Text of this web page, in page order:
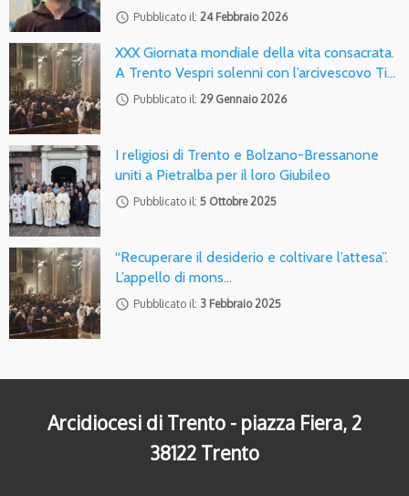
access_time Pubblicato il: 24 Febbraio 2026
XXX Giornata mondiale della vita consacrata.
A Trento Vespri solenni con l’arcivescovo Ti…
access_time Pubblicato il: 29 Gennaio 2026
I religiosi di Trento e Bolzano-Bressanone
uniti a Pietralba per il loro Giubileo
access_time Pubblicato il: 5 Ottobre 2025
“Recuperare il desiderio e coltivare l’attesa”.
L’appello di mons…
access_time Pubblicato il: 3 Febbraio 2025
Arcidiocesi di Trento - piazza Fiera, 2
38122 Trento